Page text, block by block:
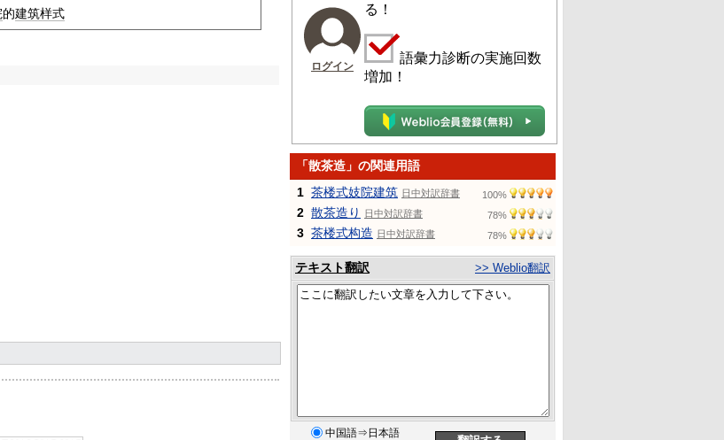
的建筑样式
ログイン
る！
語彙力診断の実施回数
増加！
「散茶造」の関連用語
1 茶楼式妓院建筑 日中対訳辞書 100%
2 散茶造り 日中対訳辞書 78%
3 茶楼式构造 日中対訳辞書 78%
テキスト翻訳 >> Weblio翻訳
中国語⇒日本語